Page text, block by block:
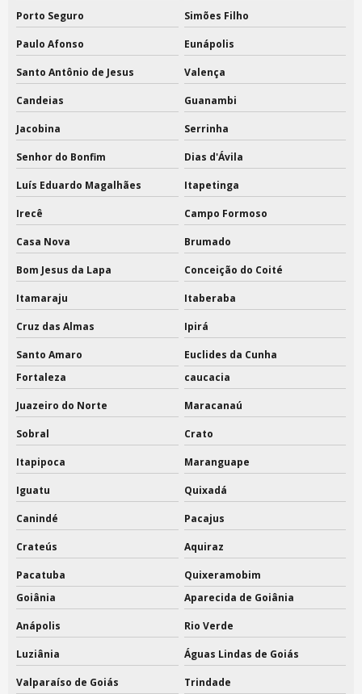
Porto Seguro Simões Filho
Paulo Afonso Eunápolis
Santo Antônio de Jesus Valença
Candeias Guanambi
Jacobina Serrinha
Senhor do Bonfim Dias d'Ávila
Luís Eduardo Magalhães Itapetinga
Irecê Campo Formoso
Casa Nova Brumado
Bom Jesus da Lapa Conceição do Coité
Itamaraju Itaberaba
Cruz das Almas Ipirá
Santo Amaro
Euclides da Cunha
Fortaleza
caucacia
Juazeiro do Norte Maracanaú
Sobral Crato
Itapipoca Maranguape
Iguatu Quixadá
Canindé Pacajus
Crateús Aquiraz
Pacatuba
Quixeramobim
Goiânia
Aparecida de Goiânia
Anápolis Rio Verde
Luziânia Águas Lindas de Goiás
Valparaíso de Goiás Trindade